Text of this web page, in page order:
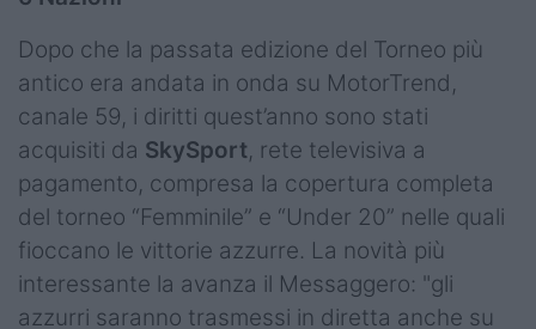
Dopo che la passata edizione del Torneo più
antico era andata in onda su MotorTrend,
canale 59, i diritti quest’anno sono stati
acquisiti da SkySport, rete televisiva a
pagamento, compresa la copertura completa
del torneo “Femminile” e “Under 20” nelle quali
fioccano le vittorie azzurre. La novità più
interessante la avanza il Messaggero: "gli
azzurri saranno trasmessi in diretta anche su